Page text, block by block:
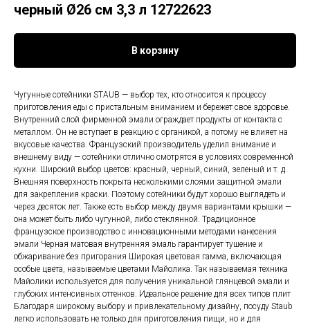
черный Ø26 см 3,3 л 12722623
В корзину
Чугунные сотейники STAUB — выбор тех, кто относится к процессу
приготовления еды с пристальным вниманием и бережет свое здоровье.
Внутренний слой фирменной эмали ограждает продукты от контакта с
металлом. Он не вступает в реакцию с органикой, а потому не влияет на
вкусовые качества. Французский производитель уделил внимание и
внешнему виду — сотейники отлично смотрятся в условиях современной
кухни. Широкий выбор цветов: красный, черный, синий, зеленый и т. д.
Внешняя поверхность покрыта несколькими слоями защитной эмали
для закрепления краски. Поэтому сотейники будут хорошо выглядеть и
через десяток лет. Также есть выбор между двумя вариантами крышки —
она может быть либо чугунной, либо стеклянной. Традиционное
французское производство с инновационными методами нанесения
эмали Черная матовая внутренняя эмаль гарантирует тушение и
обжаривание без пригорания Широкая цветовая гамма, включающая
особые цвета, называемые цветами Майолика. Так называемая техника
Майолики используется для получения уникальной глянцевой эмали и
глубоких интенсивных оттенков. Идеальное решение для всех типов плит
Благодаря широкому выбору и привлекательному дизайну, посуду Staub
легко использовать не только для приготовления пищи, но и для